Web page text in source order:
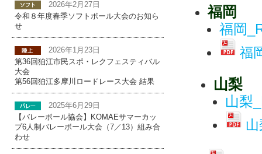
福岡
福岡
福
山梨
山梨
2026年2月27日
令和８年度春季ソフトボール大会のお知ら
せ
2026年1月23日
第36回狛江市民スポ・レクフェスティバル
大会
第56回狛江多摩川ロードレース大会 結果
2025年6月29日
【バレーボール協会】KOMAEサマーカッ
プ6人制バレーボール大会（7／13）組み合
わせ